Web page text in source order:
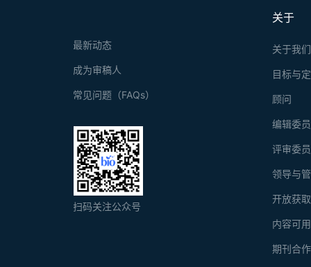
关于
关于我们
目标与
顾问
编辑委
评审委
领导与
开放获
内容可
期刊合
最新动态
成为审稿人
常见问题（FAQs）
扫码关注公众号